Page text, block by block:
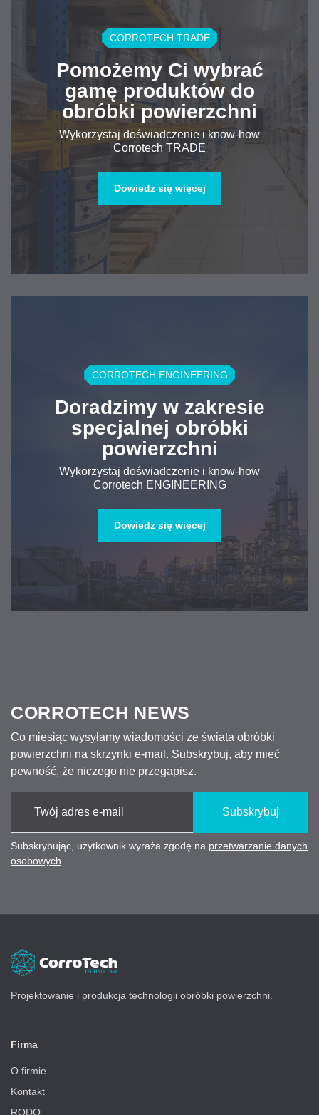
CORROTECH TRADE
Pomożemy Ci wybrać
gamę produktów do
obróbki powierzchni
Wykorzystaj doświadczenie i know-how
Corrotech TRADE
Dowiedz się więcej
CORROTECH ENGINEERING
Doradzimy w zakresie
specjalnej obróbki
powierzchni
Wykorzystaj doświadczenie i know-how
Corrotech ENGINEERING
Dowiedz się więcej
CORROTECH NEWS
Co miesiąc wysyłamy wiadomości ze świata obróbki
powierzchni na skrzynki e-mail. Subskrybuj, aby mieć
pewność, że niczego nie przegapisz.
Subskrybuj
Subskrybując, użytkownik wyraża zgodę na przetwarzanie danych
osobowych
Projektowanie i produkcja technologii obróbki powierzchni.
Firma
O firmie
Kontakt
RODO